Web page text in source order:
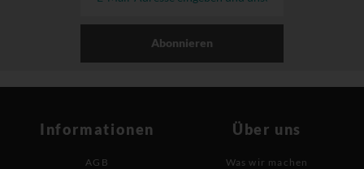
Abonnieren
Informationen
AGB
Über uns
Was wir machen